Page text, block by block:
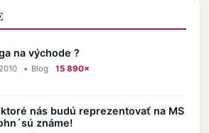
Extraliga na východe ?
• Blog 15 890×
nás budú reprezentovať na MS
známe!